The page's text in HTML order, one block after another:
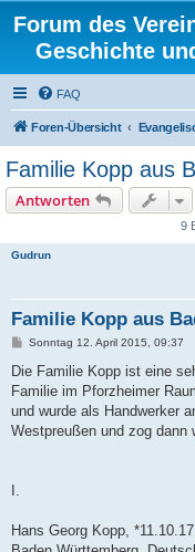
Forum des
Geschichte
FAQ
Foren-Übersicht
Familie Kopp aus
Antworten
9
Gudrun
Familie Kopp aus
B
i
r
a
Sonntag 12. April 2015, 09:37
Die Familie Kopp ist eine
Familie im Pforzheimer
und wurde als Handwerker
Westpreußen und zog dann
I.
Hans Georg Kopp,